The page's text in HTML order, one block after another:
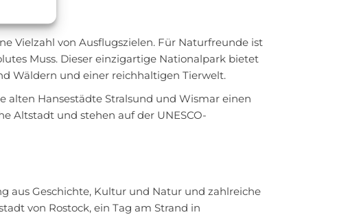
Vielzahl von Ausflugszielen. Für Naturfreunde ist
Muss. Dieser einzigartige Nationalpark bietet
Wäldern und einer reichhaltigen Tierwelt.
alten Hansestädte Stralsund und Wismar einen
Altstadt und stehen auf der UNESCO-
aus Geschichte, Kultur und Natur und zahlreiche
von Rostock, ein Tag am Strand in